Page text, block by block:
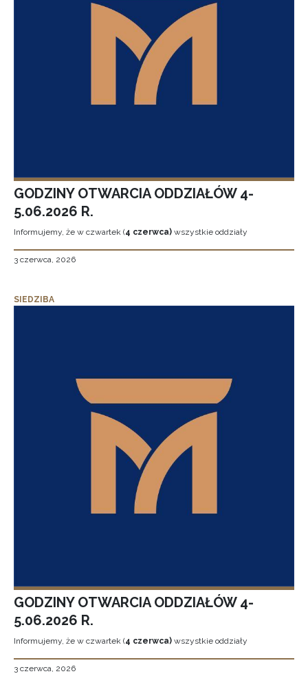
GODZINY OTWARCIA ODDZIAŁÓW 4-
5.06.2026 R.
Informujemy, że w czwartek (4 czerwca) wszystkie oddziały
3 czerwca, 2026
SIEDZIBA
GODZINY OTWARCIA ODDZIAŁÓW 4-
5.06.2026 R.
Informujemy, że w czwartek (4 czerwca) wszystkie oddziały
3 czerwca, 2026